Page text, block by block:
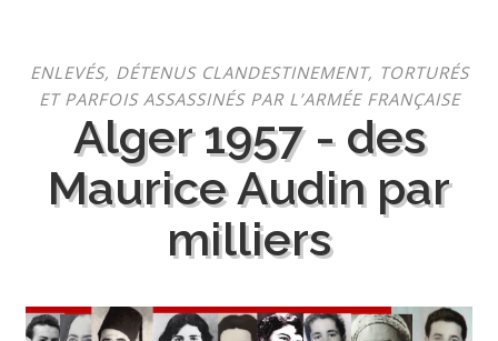
contenu
ENLEVÉS, DÉTENUS CLANDESTINEMENT, TORTURÉS
ET PARFOIS ASSASSINÉS PAR L’ARMÉE FRANÇAISE
Alger 1957 - des
Maurice Audin par
milliers